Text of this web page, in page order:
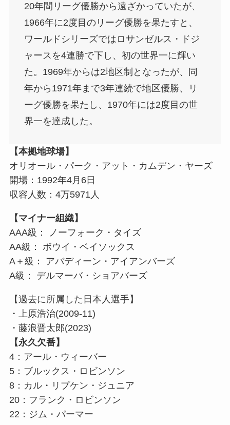
20年間リーグ優勝から遠ざかっていたが、
1966年に2度目のリーグ優勝を果たすと、
ワールドシリーズではロサンゼルス・ドジ
ャースを4連勝で下し、初の世界一に輝い
た。1969年からは2地区制となったが、同
年から1971年まで3年連続で地区優勝、リ
ーグ優勝を果たし、1970年には2度目の世
界一を達成した。
【本拠地球場】
オリオール・パーク・アット・カムデン・ヤーズ
開場：1992年4月6日
収容人数：4万5971人
【マイナー組織】
AAA級： ノーフォーク・タイズ
AA級： ボウイ・ベイソックス
A＋級： アバディーン・アイアンバーズ
A級： デルマーバ・ショアバーズ
【過去に所属した日本人選手】
・上原浩治(2009-11)
・藤浪晋太郎(2023)
【永久欠番】
4：アール・ウィーバー
5：ブルックス・ロビンソン
8：カル・リプケン・ジュニア
20：フランク・ロビンソン
22：ジム・パーマー